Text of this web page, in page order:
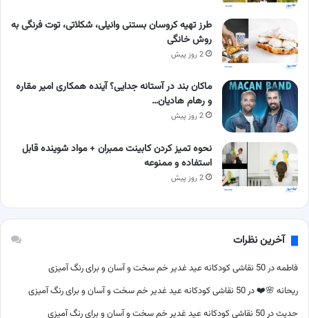
طرز تهیه کروسان بستنی وانیلی، شکلاتی، توت فرنگی به
روش خانگی
2 روز پیش
ماکان بند در آستانه جدایی؟ آینده همکاری امیر مقاره
و رهام هادیان…
2 روز پیش
نحوه تمیز کردن کابینت ممبران + مواد شوینده قابل
استفاده و ممنوعه
2 روز پیش
آخرین نظرات
فاطمهدر50 نقاشی کودکانه عید غدیر خم سخت و آسان و برای رنگ آمیزی
ریحانه 🌸❤️در50 نقاشی کودکانه عید غدیر خم سخت و آسان و برای رنگ آمیزی
حدیثدر50 نقاشی کودکانه عید غدیر خم سخت و آسان و برای رنگ آمیزی